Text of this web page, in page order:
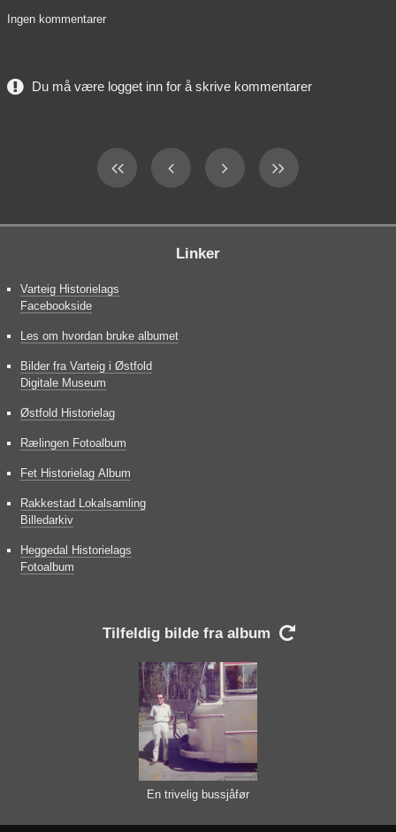
Ingen kommentarer
Du må være logget inn for å skrive kommentarer
Linker
Varteig Historielags
Facebookside
Les om hvordan bruke albumet
Bilder fra Varteig i Østfold
Digitale Museum
Østfold Historielag
Rælingen Fotoalbum
Fet Historielag Album
Rakkestad Lokalsamling
Billedarkiv
Heggedal Historielags
Fotoalbum
Tilfeldig bilde fra album 
En trivelig bussjåfør